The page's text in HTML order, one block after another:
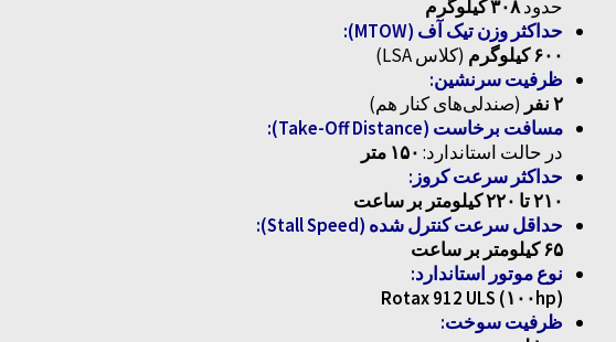
حدود۳۰۸ کیلوگرم
حداکثر وزن تیک آف (MTOW):
۶۰۰ کیلوگرم
(کلاس LSA)
ظرفیت سرنشین:
۲ نفر
(صندلی‌های کنار هم)
مسافت برخاست (Take-Off Distance):
در حالت استاندارد: ۱۵۰ متر
حداکثر سرعت کروز:
۲۱۰ تا ۲۲۰ کیلومتر بر ساعت
حداقل سرعت کنترل شده (Stall Speed):
۶۵ کیلومتر بر ساعت
نوع موتور استاندارد:
Rotax 912 ULS (۱۰۰hp)
ظرفیت سوخت: